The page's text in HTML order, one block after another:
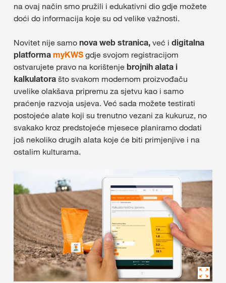
na ovaj način smo pružili i edukativni dio gdje možete
doći do informacija koje su od velike važnosti.
Novitet nije samo nova web stranica, već i digitalna
platforma myKWS gdje svojom registracijom
ostvarujete pravo na korištenje brojnih alata i
kalkulatora što svakom modernom proizvođaču
uvelike olakšava pripremu za sjetvu kao i samo
praćenje razvoja usjeva. Već sada možete testirati
postojeće alate koji su trenutno vezani za kukuruz, no
svakako kroz predstojeće mjesece planiramo dodati
još nekoliko drugih alata koje će biti primjenjive i na
ostalim kulturama.